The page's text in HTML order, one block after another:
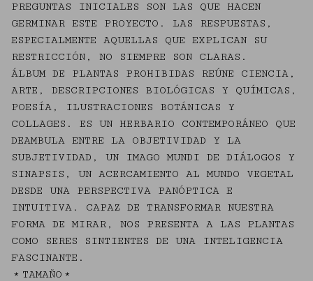
PREGUNTAS INICIALES SON LAS QUE HACEN
GERMINAR ESTE PROYECTO. LAS RESPUESTAS,
ESPECIALMENTE AQUELLAS QUE EXPLICAN SU
RESTRICCIÓN, NO SIEMPRE SON CLARAS.
ÁLBUM DE PLANTAS PROHIBIDAS REÚNE CIENCIA,
ARTE, DESCRIPCIONES BIOLÓGICAS Y QUÍMICAS,
POESÍA, ILUSTRACIONES BOTÁNICAS Y
COLLAGES. ES UN HERBARIO CONTEMPORÁNEO QUE
DEAMBULA ENTRE LA OBJETIVIDAD Y LA
SUBJETIVIDAD, UN IMAGO MUNDI DE DIÁLOGOS Y
SINAPSIS, UN ACERCAMIENTO AL MUNDO VEGETAL
DESDE UNA PERSPECTIVA PANÓPTICA E
INTUITIVA. CAPAZ DE TRANSFORMAR NUESTRA
FORMA DE MIRAR, NOS PRESENTA A LAS PLANTAS
COMO SERES SINTIENTES DE UNA INTELIGENCIA
FASCINANTE.
﹡TAMAÑO﹡